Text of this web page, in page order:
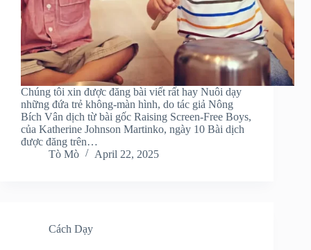
Chúng tôi xin được đăng bài viết rất hay Nuôi dạy
những đứa trẻ không-màn hình, do tác giả Nông
Bích Vân dịch từ bài gốc Raising Screen-Free Boys,
của Katherine Johnson Martinko, ngày 10 Bài dịch
được đăng trên…
Tò Mò
April 22, 2025
Cách Dạy